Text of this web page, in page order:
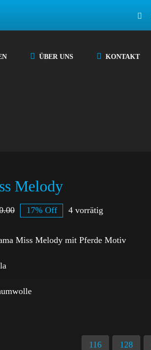
ÜBER UNS KONTAKT
Melody
17% Off 4 vorrätig
Miss Melody mit Pferde Motiv
116 128